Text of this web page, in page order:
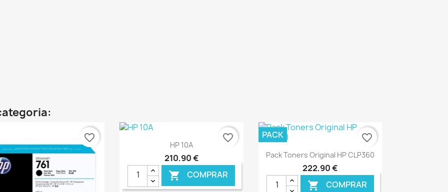
favorite_border Ver+
HP 10A
210,90 €
 COMPRAR
favorite_border
Ver+
Pack Toners Original HP CLP360
222,90 €
 COMPRAR
PACK favorite_border